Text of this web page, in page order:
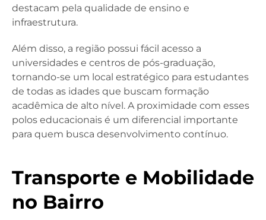
destacam pela qualidade de ensino e
infraestrutura.
Além disso, a região possui fácil acesso a
universidades e centros de pós-graduação,
tornando-se um local estratégico para estudantes
de todas as idades que buscam formação
acadêmica de alto nível. A proximidade com esses
polos educacionais é um diferencial importante
para quem busca desenvolvimento contínuo.
Transporte e Mobilidade
no Bairro